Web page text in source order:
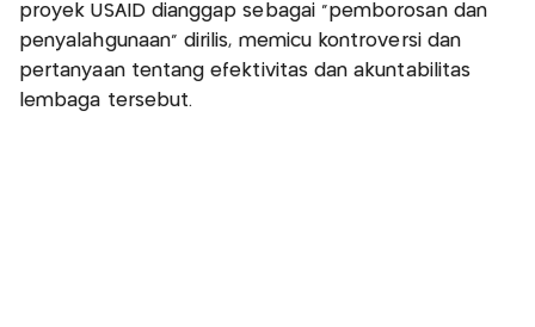
proyek USAID dianggap sebagai "pemborosan dan
penyalahgunaan" dirilis, memicu kontroversi dan
pertanyaan tentang efektivitas dan akuntabilitas
lembaga tersebut.